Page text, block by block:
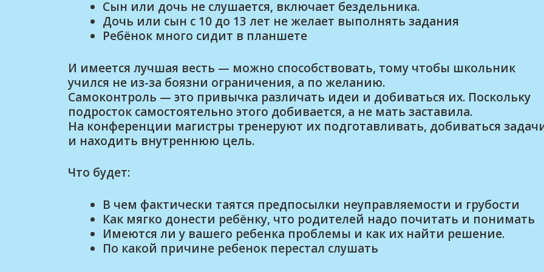
Сын или дочь не слушается, включает бездельника.
Дочь или сын с 10 до 13 лет не желает выполнять задания
Ребёнок много сидит в планшете
И имеется лучшая весть — можно способствовать, тому чтобы школьник
учился не из-за боязни ограничения, а по желанию.
Самоконтроль — это привычка различать идеи и добиваться их. Поскольку
подросток самостоятельно этого добивается, а не мать заставила.
На конференции магистры тренеруют их подготавливать, добиваться
и находить внутреннюю цель.
Что будет:
В чем фактически таятся предпосылки неуправляемости и грубости
Как мягко донести ребёнку, что родителей надо почитать и понимать
Имеются ли у вашего ребенка проблемы и как их найти решение.
По какой причине ребенок перестал слушать